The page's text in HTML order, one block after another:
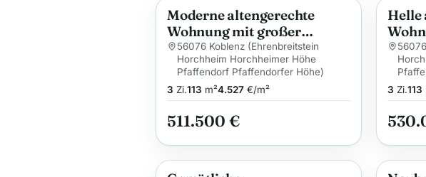
Anzeige
Moderne altengerechte
Wohnung mit großer
Terrasse im
Energiesparhaus in ruhiger
Lage
56076 Koblenz (Ehrenbreitstein
Horchheim Horchheimer Höhe
Pfaffendorf Pfaffendorfer Höhe)
3 Zi.113 m²4.527 €/m²
511.500 €
Helle
3 Zi.113